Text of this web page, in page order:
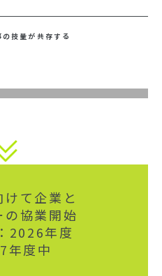
技量が共存する
て企業と
の協業開始
2026年度
年度中